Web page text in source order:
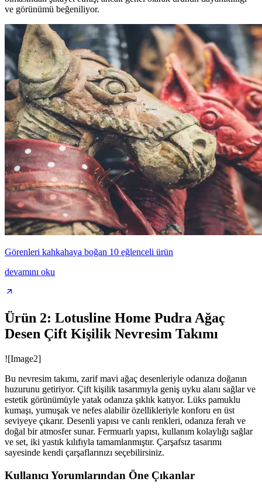
ve görünümü beğeniliyor.
Görenleri kahkahaya boğan 10 eğlenceli ürün
devamını oku
Ürün 2: Lotusline Home Pudra Ağaç
Desen Çift Kişilik Nevresim Takımı
![Image2]
Bu nevresim takımı, zarif mavi ağaç desenleriyle odanıza doğanın
huzurunu getiriyor. Çift kişilik tasarımıyla geniş uyku alanı sağlar ve
estetik görünümüyle yatak odanıza şıklık katıyor. Lüks pamuklu
kumaşı, yumuşak ve nefes alabilir özellikleriyle konforu en üst
seviyeye çıkarır. Desenli yapısı ve canlı renkleri, odanıza ferah ve
doğal bir atmosfer sunar. Fermuarlı yapısı, kullanım kolaylığı sağlar
ve set, iki yastık kılıfıyla tamamlanmıştır. Çarşafsız tasarımı
sayesinde kendi çarşaflarınızı seçebilirsiniz.
Kullanıcı Yorumlarından Öne Çıkanlar